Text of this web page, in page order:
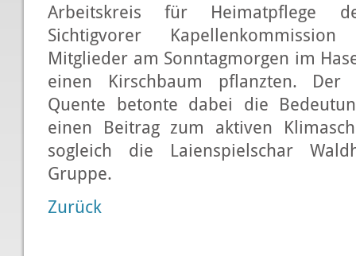
Arbeitskreis für Heimatpflege
Sichtigvorer
Mitglieder am Sonntagmorgen im
einen Kirschbaum pflanzten. Der
Quente betonte dabei die
einen Beitrag zum aktiven
sogleich die Laienspielschar
Gruppe.
Zurück